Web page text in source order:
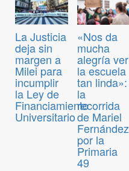
La Justicia
deja sin
margen a
Milei para
incumplir
la Ley de
Financiamiento
Universitario
«Nos da
mucha
alegría ver
la escuela
tan linda»:
la
recorrida
de Mariel
Fernández
por la
Primaria
49